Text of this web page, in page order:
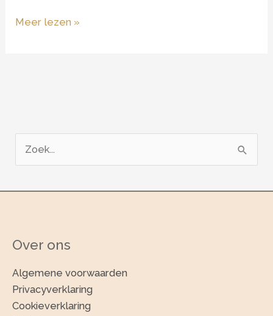
Hello
Meer lezen »
a
r
Over ons
Algemene voorwaarden
Privacyverklaring
Cookieverklaring